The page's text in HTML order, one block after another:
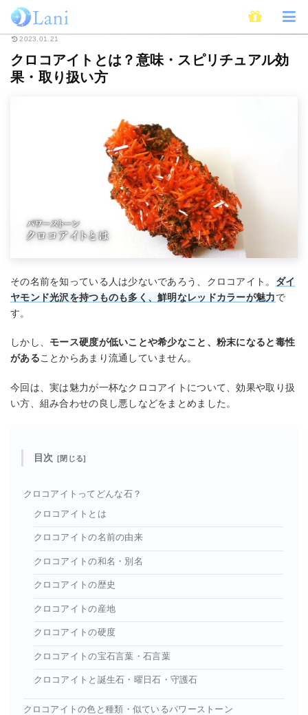
ホーム スピリチュアル クロコアイトとは？意味・スピ
2023.01.21
クロコアイトとは？意味・スピリチュアル効
果・取り扱い方
その名前を知っている人は少ないであろう、クロコアイト。 ダイ
ヤモンド光沢を持つものも多く、鮮明なレッドカラーが魅力で
す。
しかし、 モース硬度が低いことや希少なこと、粉末になると毒性
があることからあまり流通していません。
今回は、実は魅力が一杯なクロコアイトについて、効果や取り扱
い方、組み合わせの良し悪しなどをまとめました。
目次
クロコアイトってどんな石？
クロコアイトとは
クロコアイトの名前の由来
クロコアイトの和名・別名
クロコアイトの歴史
クロコアイトの産地
クロコアイトの硬度
クロコアイトの宝石言葉・石言葉
クロコアイトと誕生石・曜日石・守護石
クロコアイトの色と種類・似ているパワーストーン